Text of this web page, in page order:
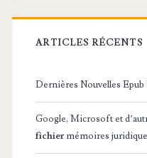
ARTICLES RÉCENTS
Dernières Nouvelles Epub
Google, Microsoft et
fichier mémoires